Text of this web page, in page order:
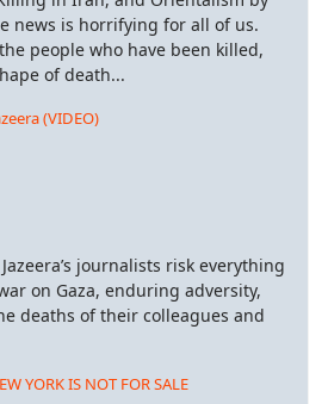
news is horrifying for all of us.
people who have been killed,
of death...
(VIDEO)
journalists risk everything
on Gaza, enduring adversity,
deaths of their colleagues and
YORK IS NOT FOR SALE